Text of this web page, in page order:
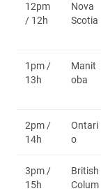
12pm
/ 12h
Nova
Scotia
1pm /
13h
Manit
oba
2pm /
14h
Ontari
o
3pm /
15h
British
Colum